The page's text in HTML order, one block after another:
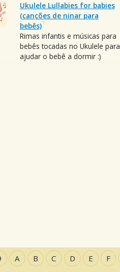
Ukulele Lullabies for babies
(canções de ninar para
bebês)
Rimas infantis e músicas para
bebês tocadas no Ukulele para
ajudar o bebê a dormir :)
A B C D E F